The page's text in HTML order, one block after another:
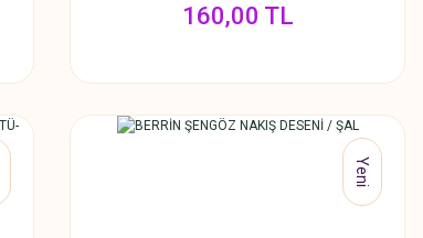
160,00 TL
Yeni